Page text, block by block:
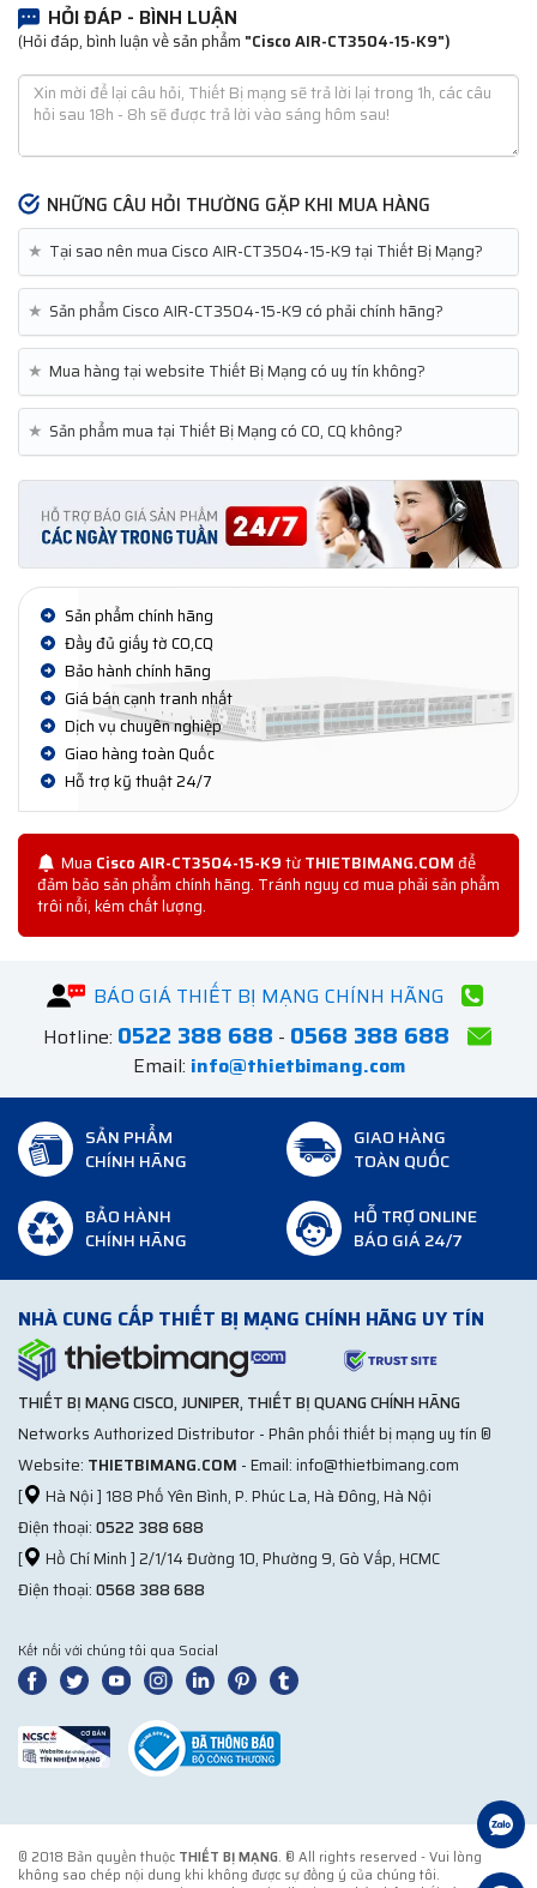
HỎI ĐÁP - BÌNH LUẬN
(Hỏi đáp, bình luận về sản phẩm "Cisco AIR-CT3504-15-K9")
NHỮNG CÂU HỎI THƯỜNG GẶP KHI MUA HÀNG
★ Tại sao nên mua Cisco AIR-CT3504-15-K9 tại Thiết Bị Mạng?
★ Sản phẩm Cisco AIR-CT3504-15-K9 có phải chính hãng?
★ Mua hàng tại website Thiết Bị Mạng có uy tín không?
★ Sản phẩm mua tại Thiết Bị Mạng có CO, CQ không?
Sản phẩm chính hãng
Đầy đủ giấy tờ CO,CQ
Bảo hành chính hãng
Giá bán cạnh tranh nhất
Dịch vụ chuyên nghiệp
Giao hàng toàn Quốc
Hỗ trợ kỹ thuật 24/7
Mua Cisco AIR-CT3504-15-K9từTHIETBIMANG.COMđể
đảm bảo sản phẩm chính hãng. Tránh nguy cơ mua phải sản phẩm
trôi nổi, kém chất lượng.
BÁO GIÁ THIẾT BỊ MẠNG CHÍNH HÃNG
Hotline: 0522 388 688 - 0568 388 688
Email: info@thietbimang.com
SẢN PHẨM
CHÍNH HÃNG
GIAO HÀNG
TOÀN QUỐC
BẢO HÀNH
CHÍNH HÃNG
HỖ TRỢ ONLINE
BÁO GIÁ 24/7
NHÀ CUNG CẤP THIẾT BỊ MẠNG CHÍNH HÃNG UY TÍN
THIẾT BỊ MẠNG CISCO, JUNIPER, THIẾT BỊ QUANG CHÍNH HÃNG
Networks Authorized Distributor - Phân phối thiết bị mạng uy tín ®
Website: THIETBIMANG.COM - Email: info@thietbimang.com
[
Hà Nội ] 188 Phố Yên Bình, P. Phúc La, Hà Đông, Hà Nội
Điện thoại:0522 388 688
[
Hồ Chí Minh ] 2/1/14 Đường 10, Phường 9, Gò Vấp, HCMC
Điện thoại:0568 388 688
Kết nối với chúng tôi qua Social
© 2018 Bản quyền thuộc THIẾT BỊ MẠNG. ® All rights reserved - Vui lòng
không sao chép nội dung khi không được sự đồng ý của chúng tôi.